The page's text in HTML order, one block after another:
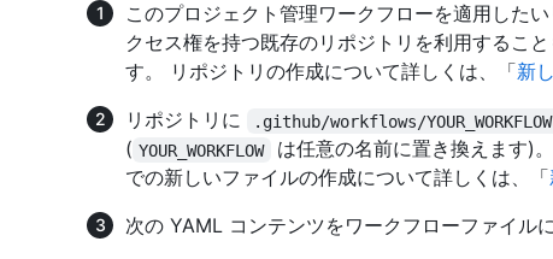
このプロジェクト管理ワークフローを適用した
クセス権を持つ既存のリポジトリを利用するこ
す。 リポジトリの作成について詳しくは、「新
リポジトリに
.github/workflows/
( YOUR_WORKFLOW
は任意の名前に置き換えます)
での新しいファイルの作成について詳しくは、「
次の YAML コンテンツをワークフローファイル